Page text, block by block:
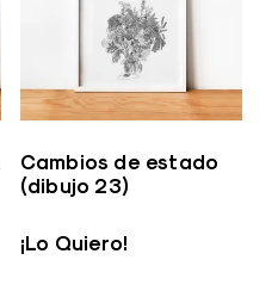
Cambios de estado
(dibujo 23)
¡Lo Quiero!